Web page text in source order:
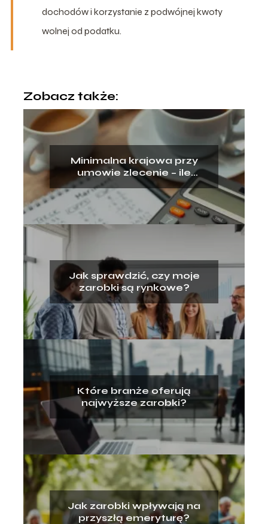
dochodów i korzystanie z podwójnej kwoty
wolnej od podatku.
Zobacz także:
Minimalna krajowa przy
umowie zlecenie – ile
dostaniesz?
Jak sprawdzić, czy moje
zarobki są rynkowe?
Które branże oferują
najwyższe zarobki?
Jak zarobki wpływają na
przyszłą emeryturę?